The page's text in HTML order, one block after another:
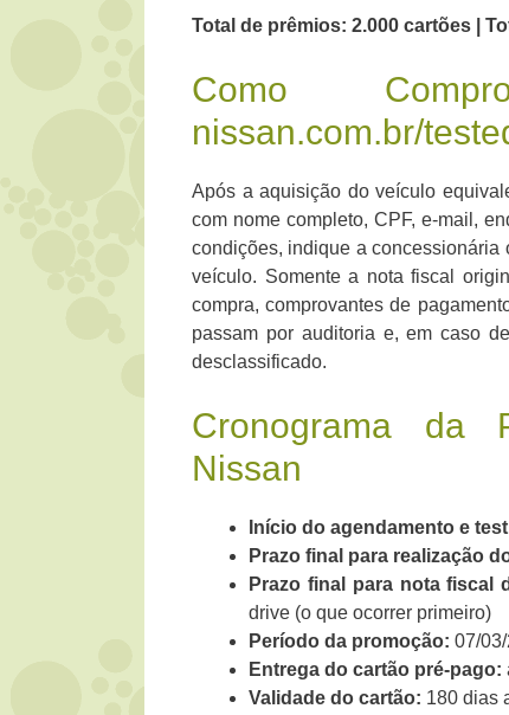
Total de prêmios: 2.000 cartões |
Como
nissan.com.br/
Após a aquisição do veículo
com nome completo, CPF, e-mail,
condições, indique a concessionária
veículo. Somente a nota fiscal
compra, comprovantes de
passam por auditoria e, em caso
desclassificado.
Cronograma da
Nissan
Início do agendamento e
Prazo final para realização
Prazo final para nota fiscal
drive (o que ocorrer primeiro)
Período da promoção: 07/
Entrega do cartão pré-pago:
Validade do cartão: 180 dias